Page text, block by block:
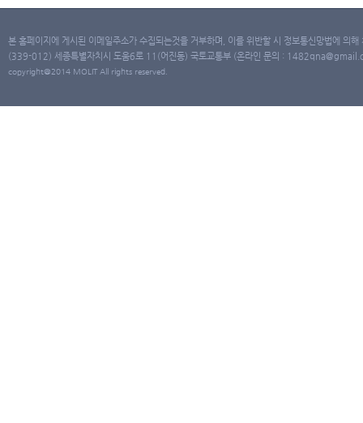
본 홈페이지에 게시된 이메일주소가 수집되는것을 거부하며, 이를 위반할 시 정보통신망법에 의
(339-012) 세종특별자치시 도움6로 11(어진동) 국토교통부 (온라인 문의 :
copyright@2014 MOLIT All rights reserved.